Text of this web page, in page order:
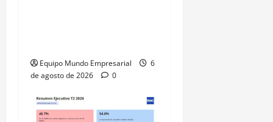
Equipo Mundo Empresarial
6
de agosto de 2026
0